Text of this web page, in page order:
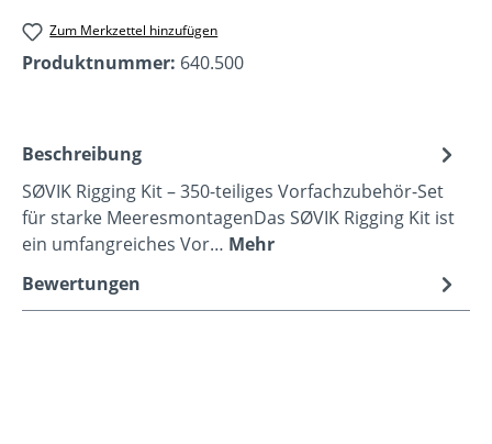
Zum Merkzettel hinzufügen
Produktnummer: 640.500
Beschreibung
SØVIK Rigging Kit – 350-teiliges Vorfachzubehör-Set
für starke MeeresmontagenDas SØVIK Rigging Kit ist
ein umfangreiches Vor… Mehr
Bewertungen